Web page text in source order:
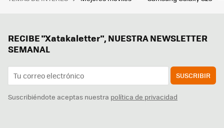
RECIBE "Xatakaletter", NUESTRA NEWSLETTER
SEMANAL
SUSCRIBIR
Suscribiéndote aceptas nuestra política de privacidad